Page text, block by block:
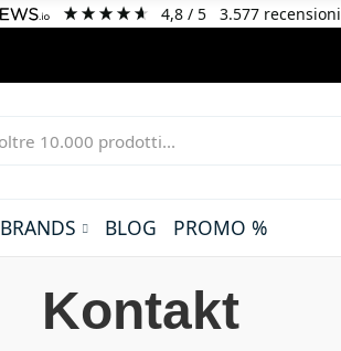
4,8/ 5 3.577 recensioni
BRANDS BLOG PROMO %
Kontakt